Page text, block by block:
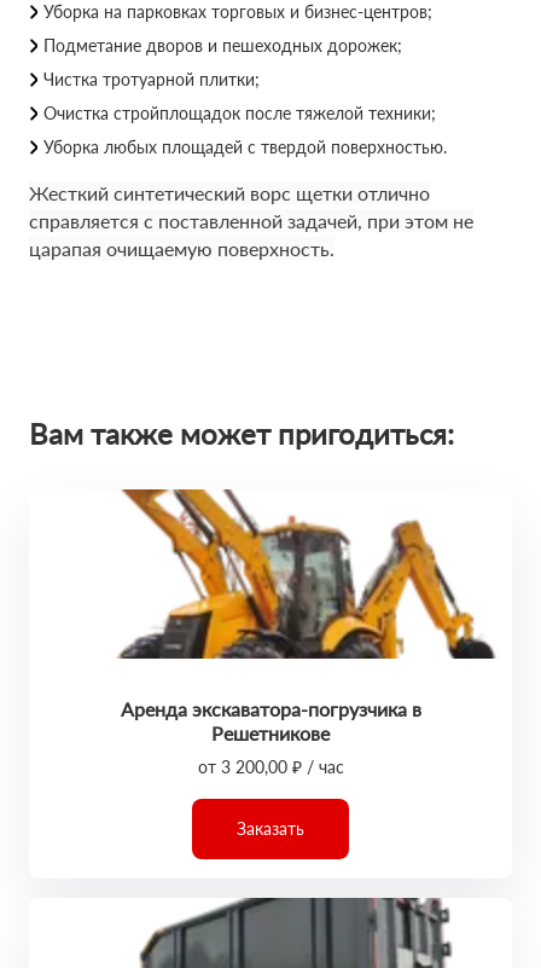
Уборка на парковках торговых и бизнес-центров;
Подметание дворов и пешеходных дорожек;
Чистка тротуарной плитки;
Очистка стройплощадок после тяжелой техники;
Уборка любых площадей с твердой поверхностью.
Жесткий синтетический ворс щетки отлично
справляется с поставленной задачей, при этом не
царапая очищаемую поверхность.
Вам также может пригодиться:
Аренда экскаватора-погрузчика в
Решетникове
от 3 200,00 ₽ / час
Заказать